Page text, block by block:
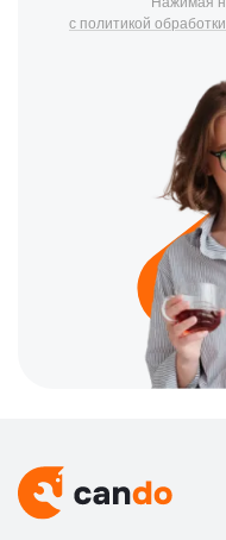
с политикой